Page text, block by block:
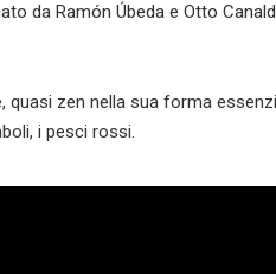
da Ramón Úbeda e Otto
quasi zen nella sua forma
i pesci rossi.